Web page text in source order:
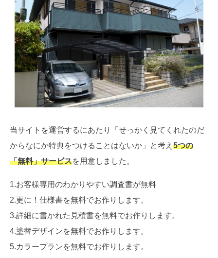
当サイトを運営するにあたり「せっかく見てくれたのだ
からなにか特典をつけることはないか」と考え 5つの
「無料」サービスを用意しました。
1.お客様専用のわかりやすい調査書が無料
2.更に！仕様書を無料でお作りします。
3.詳細に書かれた見積書を無料でお作りします。
4.塗替デザインを無料でお作りします。
5.カラープランを無料でお作りします。